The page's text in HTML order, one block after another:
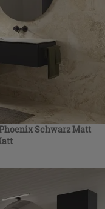
Schwarz Matt